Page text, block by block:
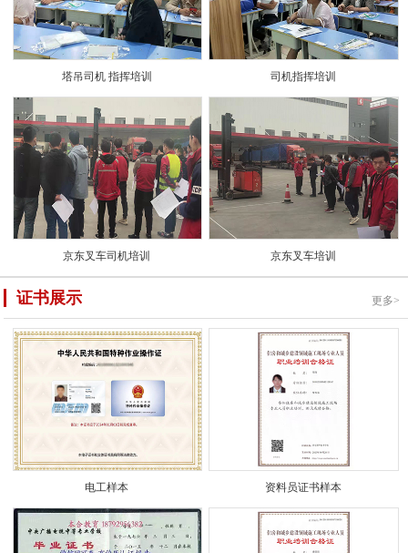
塔吊司机 指挥培训 司机指挥培训
京东叉车司机培训 京东叉车培训
证书展示 更多>
电工样本 资料员证书样本